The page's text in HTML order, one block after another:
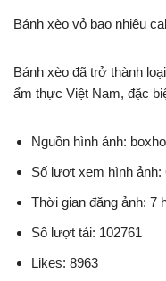
Bánh xèo vỏ bao nhiêu
Bánh xèo đã trở thành
ẩm thực Việt Nam, đặc
Nguồn hình ảnh:
Số lượt xem hình ảnh:
Thời gian đăng ảnh: 7
Số lượt tải: 102761
Likes: 8963